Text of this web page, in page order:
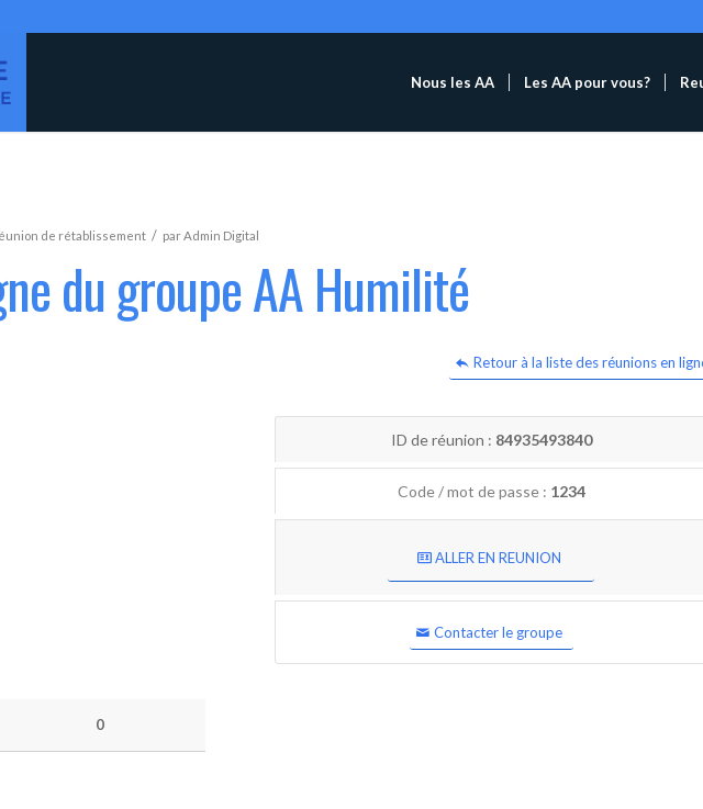
Nous les AA Les AA pour vous?
de rétablissement / parAdmin Digital
du groupe AA Humilité
Retour à la liste des réunions en
0
ID de réunion : 84935493840
Code / mot de passe : 1234
ALLER EN REUNION
Contacter le groupe